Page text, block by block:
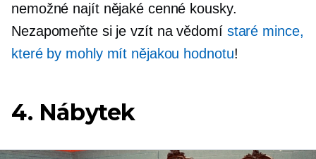
nemožné najít nějaké cenné kousky.
Nezapomeňte si je vzít na vědomí staré mince,
které by mohly mít nějakou hodnotu!
4. Nábytek